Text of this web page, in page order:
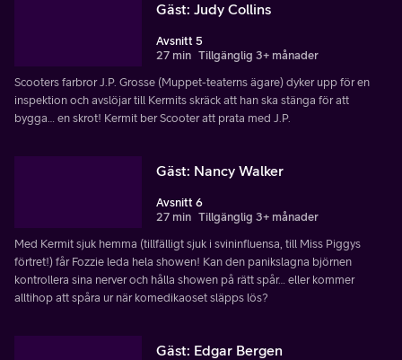
Gäst: Judy Collins
Avsnitt 5
27 min Tillgänglig 3+ månader
Scooters farbror J.P. Grosse (Muppet-teaterns ägare) dyker upp för en
inspektion och avslöjar till Kermits skräck att han ska stänga för att
bygga… en skrot! Kermit ber Scooter att prata med J.P.
Gäst: Nancy Walker
Avsnitt 6
27 min Tillgänglig 3+ månader
Med Kermit sjuk hemma (tillfälligt sjuk i svininfluensa, till Miss Piggys
förtret!) får Fozzie leda hela showen! Kan den panikslagna björnen
kontrollera sina nerver och hålla showen på rätt spår… eller kommer
alltihop att spåra ur när komedikaoset släpps lös?
Gäst: Edgar Bergen